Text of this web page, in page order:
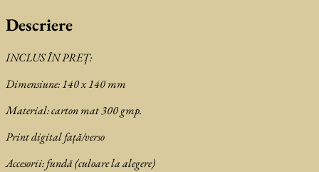
Descriere
INCLUS ÎN PREȚ:
Dimensiune: 140 x 140 mm
Material: carton mat 300 gmp.
Print digital față/verso
Accesorii: fundă (culoare la alegere)